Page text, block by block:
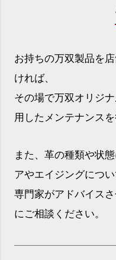
お持ちの万双製品を
ければ、
その場で万双オリジ
用したメンテナンス
また、革の種類や状
アやエイジングについ
専門家がアドバイス
にご相談ください。